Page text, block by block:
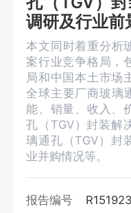
调研及行业前
本文同时着重分析
案行业竞争格局，
局和中国本土市场
全球主要厂商玻璃
能、销量、收入、
孔（TGV）封装解
璃通孔（TGV）封
业并购情况等。
报告编号